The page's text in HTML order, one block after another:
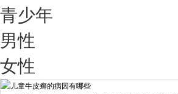
我要咨询
擅长： 王艳琼 门诊主任 专家介绍：毕业于川北医学院...
青少年
男性
女性